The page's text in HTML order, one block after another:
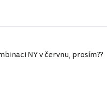
NY v červnu, prosím??